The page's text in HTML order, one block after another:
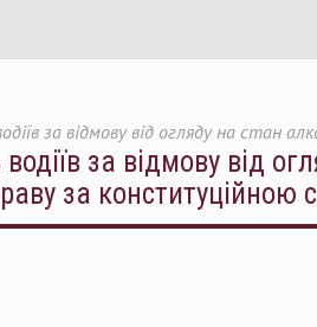
за відмову від огляду на стан
водіїв за відмову від
за конституційною